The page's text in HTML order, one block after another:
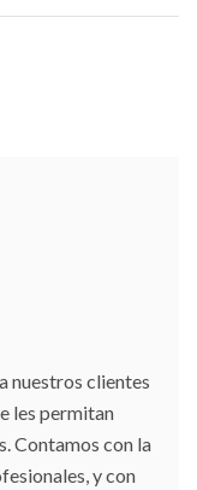
nuestros clientes
les permitan
Contamos con la
y con